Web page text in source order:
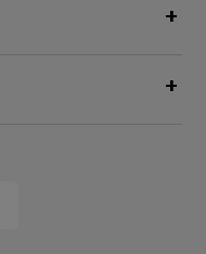
+
+